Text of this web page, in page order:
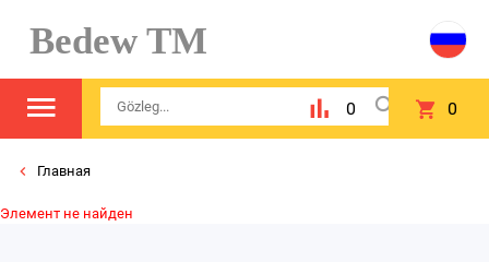
Bedew TM
0 0
Главная
Элемент не найден